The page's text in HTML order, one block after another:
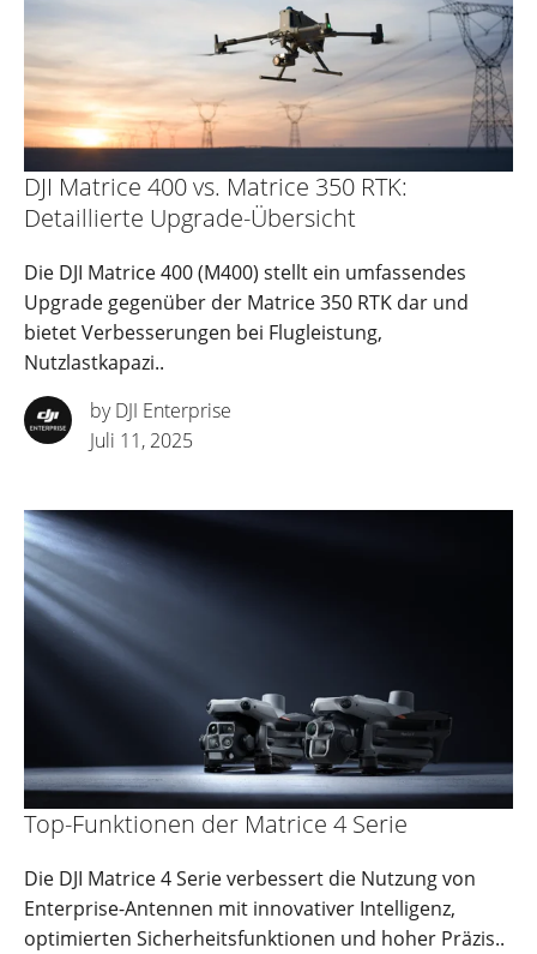
DJI Matrice 400 vs. Matrice 350 RTK:
Detaillierte Upgrade-Übersicht
Die DJI Matrice 400 (M400) stellt ein umfassendes
Upgrade gegenüber der Matrice 350 RTK dar und
bietet Verbesserungen bei Flugleistung,
Nutzlastkapazi..
by DJI Enterprise
Juli 11, 2025
Top-Funktionen der Matrice 4 Serie
Die DJI Matrice 4 Serie verbessert die Nutzung von
Enterprise-Antennen mit innovativer Intelligenz,
optimierten Sicherheitsfunktionen und hoher Präzis..